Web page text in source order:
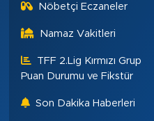
Nöbetçi Eczaneler
Namaz Vakitleri
TFF 2.Lig Kırmızı Grup
Puan Durumu ve Fikstür
Son Dakika Haberleri